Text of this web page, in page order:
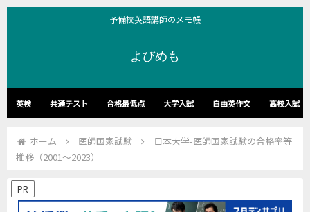
予備校英語講師のメモ帳
よびめも
英検 共通テスト 合格最低点 大学入試 自由英作文 高校入試
ホーム 医師国家試験
日本大学-医師国家試験の合格率等
推移（2001～2023）
PR